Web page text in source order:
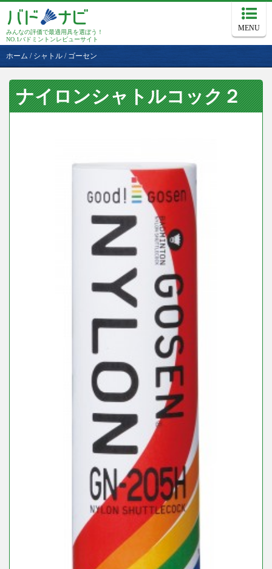
みんなの評価で最適用具を選ぼう！
NO.1バドミントンレビューサイト
MENU
ホーム / シャトル / ゴーセン
ナイロンシャトルコック２